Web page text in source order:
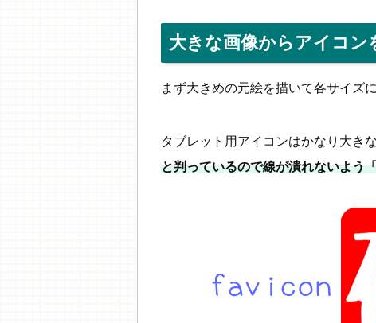
大きな画像からアイコン
まず大きめの元絵を描いて各サイズ
タブレット用アイコンはかなり大き
と判っているので線が潰れないよう